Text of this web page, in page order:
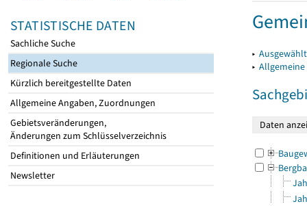
STATISTISCHE DATEN
Sachliche Suche
Regionale Suche
Kürzlich bereitgestellte Daten
Allgemeine Angaben, Zuordnungen
Gebietsveränderungen,
Änderungen zum Schlüsselverzeichnis
Definitionen und Erläuterungen
Newsletter
▸
▸